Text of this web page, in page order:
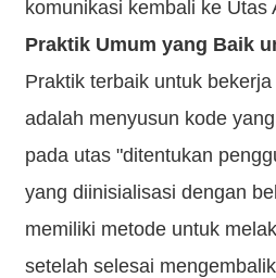
komunikasi kembali ke Utas
Praktik Umum yang Baik
Praktik terbaik untuk
adalah menyusun kode
pada utas "ditentukan
yang diinisialisasi dengan
memiliki metode untuk
setelah selesai